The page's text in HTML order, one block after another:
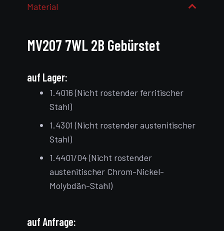
Material
MV207 7WL 2B Gebürstet
auf Lager:
1.4016 (Nicht rostender ferritischer
Stahl)
1.4301 (Nicht rostender austenitischer
Stahl)
1.4401/04 (Nicht rostender
austenitischer Chrom-Nickel-
Molybdän-Stahl)
auf Anfrage: